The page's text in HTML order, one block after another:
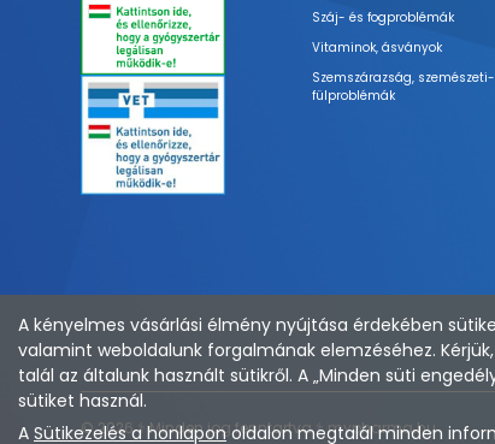
Száj- és fogproblémák
Vitaminok, ásványok
Szemszárazság,
fülproblémák
© 2026 ⚕︎ Minden jog fenntartva ⚕︎ mypharma.hu
A kényelmes vásárlási élmény nyújtása érdekében
valamint weboldalunk forgalmának elemzéséhez.
talál az általunk használt sütikről. A „Minden süti
sütiket használ.
A Sütikezelés a honlaponoldalon megtalál minden